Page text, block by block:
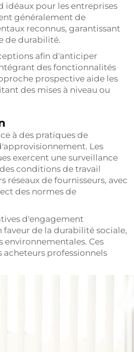
idéaux pour les entreprises
généralement de
reconnus, garantissant
de durabilité.
afin d'anticiper
des fonctionnalités
prospective aide les
des mises à niveau ou
à des pratiques de
Les
exercent une surveillance
conditions de travail
réseaux de fournisseurs, avec
des normes de
d'engagement
de la durabilité sociale,
Ces
professionnels